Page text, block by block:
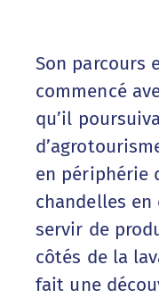
Son parcours
commencé
qu’il
en périphérie
chandelles en
servir de
côtés de la
fait une